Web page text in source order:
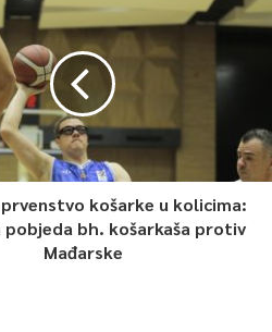
košarke u kolicima:
pobjeda bh. košarkaša protiv
Mađarske